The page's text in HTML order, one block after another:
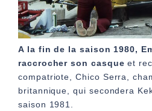
A la fin de la saison 1980,
raccrocher son casque et
compatriote, Chico Serra,
britannique, qui secondera
saison 1981.